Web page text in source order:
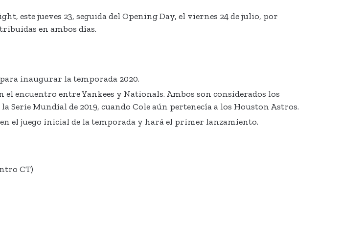
este jueves 23, seguida del Opening Day, el viernes 24 de julio, por
en ambos días.
inaugurar la temporada 2020.
encuentro entre Yankees y Nationals. Ambos son considerados los
Mundial de 2019, cuando Cole aún pertenecía a los Houston Astros.
el juego inicial de la temporada y hará el primer lanzamiento.
CT)